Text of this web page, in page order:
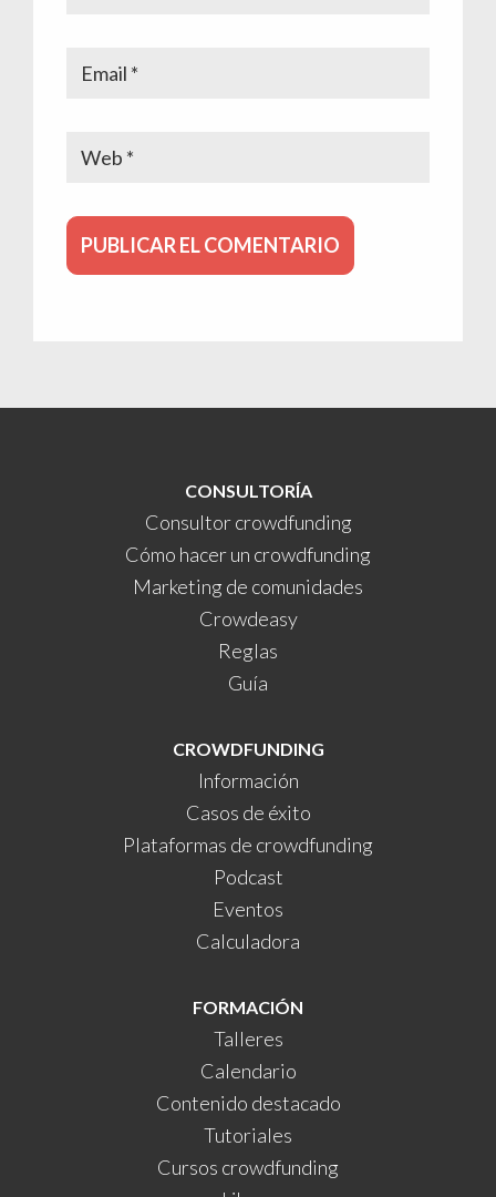
CONSULTORÍA
Consultor crowdfunding
Cómo hacer un crowdfunding
Marketing de comunidades
Crowdeasy
Reglas
Guía
CROWDFUNDING
Información
Casos de éxito
Plataformas de crowdfunding
Podcast
Eventos
Calculadora
FORMACIÓN
Talleres
Calendario
Contenido destacado
Tutoriales
Cursos crowdfunding